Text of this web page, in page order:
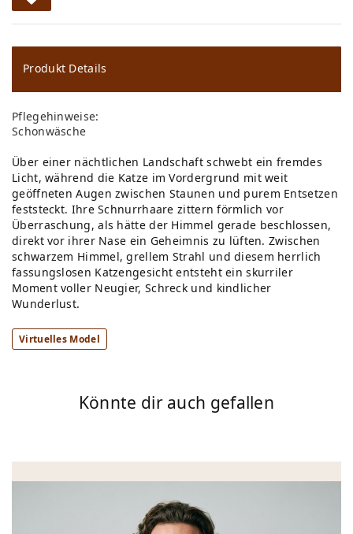
W
u
ns
ch
lis
te
Produkt Details
Pflegehinweise:
Schonwäsche
Über einer nächtlichen Landschaft schwebt ein fremdes
Licht, während die Katze im Vordergrund mit weit
geöffneten Augen zwischen Staunen und purem Entsetzen
feststeckt. Ihre Schnurrhaare zittern förmlich vor
Überraschung, als hätte der Himmel gerade beschlossen,
direkt vor ihrer Nase ein Geheimnis zu lüften. Zwischen
schwarzem Himmel, grellem Strahl und diesem herrlich
fassungslosen Katzengesicht entsteht ein skurriler
Moment voller Neugier, Schreck und kindlicher
Wunderlust.
Virtuelles Model
Könnte dir auch gefallen